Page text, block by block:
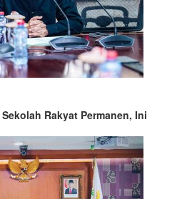
Rakyat Permanen, Ini